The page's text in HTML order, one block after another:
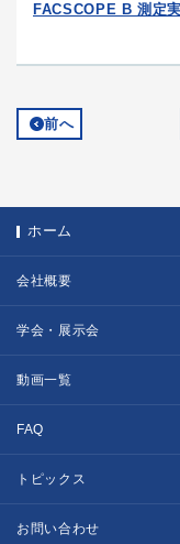
FACSCOPE B 測定
前へ
ホーム
会社概要
学会・展示会
動画一覧
FAQ
トピックス
お問い合わせ